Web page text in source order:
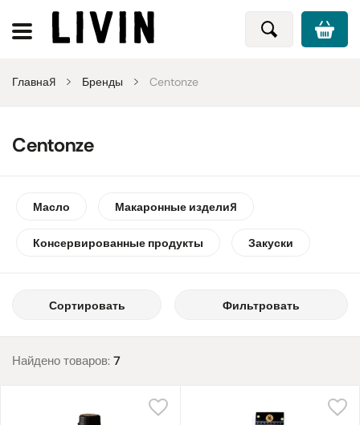
Главная Бренды Centonze
Centonze
Масло Макаронные изделия
Консервированные продукты Закуски
Сортировать Фильтровать
Найдено товаров: 7